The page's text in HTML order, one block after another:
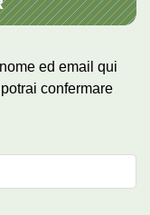
ed email qui
confermare